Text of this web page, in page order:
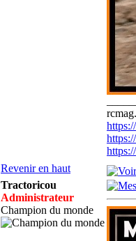
Revenir en haut
Tractoricou
Administrateur
Champion du monde